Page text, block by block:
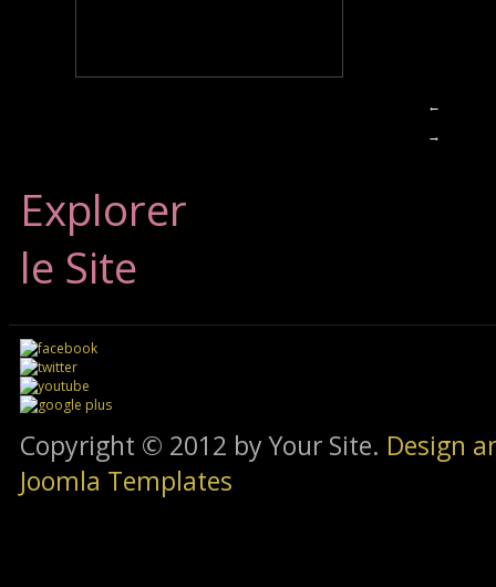
←
→
Explorer
le Site
Copyright © 2012 by Your Site. Design
Joomla Templates